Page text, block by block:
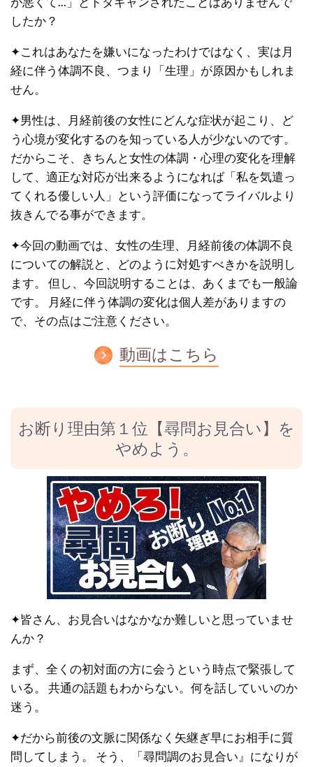
したか？
✦これはあなたを嫌いになったわけではなく、実は月
経に伴う体調不良、つまり「生理」が原因かもしれま
せん。
✦男性は、月経前後の女性にどんな症状が起こり、ど
う心境が変化するのを知っている人が少ないのです。
だからこそ、きちんと女性の体調・心理の変化を理解
して、適正な対応が出来るようになれば「私を気遣っ
てくれる優しい人」という評価になってライバルより
抜きんでる事ができます。
✦今回の動画では、女性の生理、月経前後の体調不良
についての解説と、どのように対処すべきかを説明し
ます。 但し、今回説明することは、あくまでも一般論
です。 月経に伴う体調の変化は個人差がありますの
で、その点はご注意ください。
動画はこちら
お断り理由第１位【尋問お見合い】を
やめよう。
✦皆さん、お見合いはなかなか難しいと思っていませ
んか？
まず、全くの初対面の方に会うという時点で緊張して
いる。 共通の話題もわからない。何を話していいのか
迷う。
✦だから前後の文脈に関係なく矢継ぎ早にお相手に質
問してしまう。 そう、「尋問調のお見合い』になりが